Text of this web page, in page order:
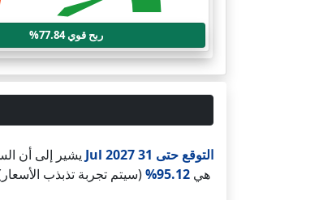
ربح قوي 77.84%
التوقع حتى 31 Jul 2027 يشير إلى أن
هي 95.12% (سيتم تجربة تذبذب